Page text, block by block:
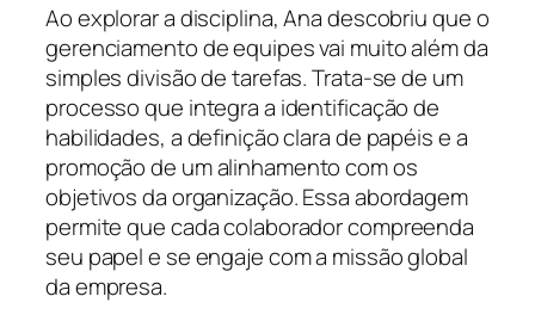
Ao explorar a disciplina, Ana descobriu que o
gerenciamento de equipes vai muito além da
simples divisão de tarefas. Trata-se de um
processo que integra a identificação de
habilidades, a definição clara de papéis e a
promoção de um alinhamento com os
objetivos da organização. Essa abordagem
permite que cada colaborador compreenda
seu papel e se engaje com a missão global
da empresa.